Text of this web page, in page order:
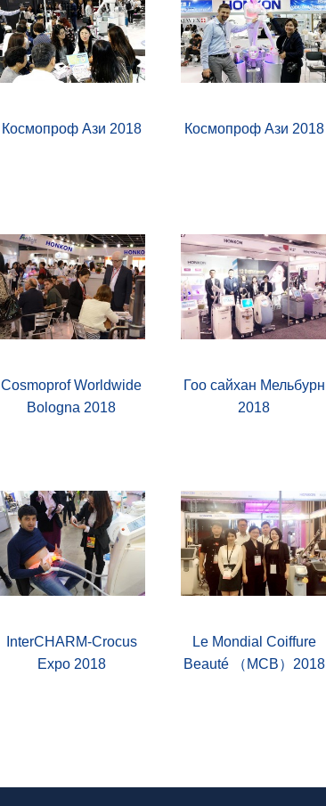
Космопроф Ази 2018 Космопроф Ази 2018
Cosmoprof Worldwide
Bologna 2018
Гоо сайхан Мельбурн
2018
InterCHARM-Crocus
Expo 2018
Le Mondial Coiffure
Beauté （MCB）2018